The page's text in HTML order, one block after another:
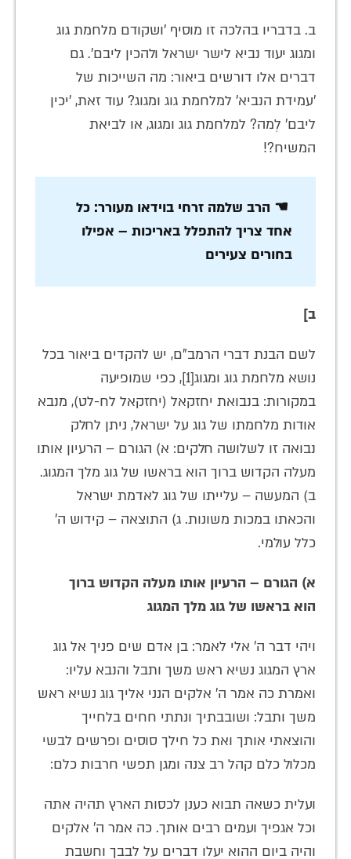
ב. בדבריו בהלכה זו מוסיף 'ושקודם מלחמת גוג
ומגוג יעוד נביא לישר ישראל ולהכין ליבם'. גם
דברים אלו דורשים ביאור: מה השייכות של
'עמידת הנביא' למלחמת גוג ומגוג? עוד זאת, 'יכין
ליבם' לְמה? למלחמת גוג ומגוג, או לביאת
המשיח?!
☚ הרב שלמה זרחי בוידאו מעורר: כל
אחד צריך להתפלל באריכות – אפילו
בחורים צעירים
ב]
לשם הבנת דברי הרמב"ם, יש להקדים ביאור בכל
נושא מלחמת גוג ומגוג[1], כפי שמופיעה
במקורות: בנבואת יחזקאל (יחזקאל לח-לט), מנבא
אודות מלחמתו של גוג על ישראל, ניתן לחלק
נבואה זו לשלושה חלקים: א) הגורם – הרעיון אותו
מעלה הקדוש ברוך הוא בראשו של גוג מלך המגוג.
ב) המעשה – עלייתו של גוג לאדמת ישראל
והכאתו במכות משונות. ג) התוצאה – קידוש ה'
כלל עולמי.
א) הגורם – הרעיון אותו מעלה הקדוש ברוך
הוא בראשו של גוג מלך המגוג
ויהי דבר ה' אלי לאמר: בן אדם שים פניך אל גוג
ארץ המגוג נשיא ראש משך ותבל והנבא עליו:
ואמרת כה אמר ה' אלקים הנני אליך גוג נשיא ראש
משך ותבל: ושובבתיך ונתתי חחים בלחייך
והוצאתי אותך ואת כל חילך סוסים ופרשים לבשי
מכלול כלם קהל רב צנה ומגן תפשי חרבות כלם:
ועלית כשאה תבוא כענן לכסות הארץ תהיה אתה
וכל אגפיך ועמים רבים אותך. כה אמר ה' אלקים
והיה ביום ההוא יעלו דברים על לבבך וחשבת